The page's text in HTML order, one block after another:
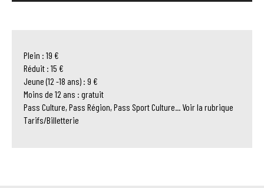
Plein : 19 €
Réduit : 15 €
Jeune (12 -18 ans) : 9 €
Moins de 12 ans : gratuit
Pass Culture, Pass Région, Pass Sport Culture... Voir la rubrique
Tarifs/Billetterie